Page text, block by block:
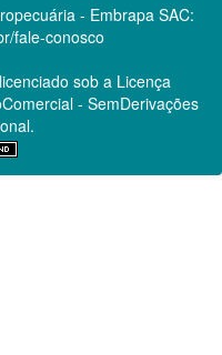
- Embrapa SAC:
fale-conosco
sob a Licença
- SemDerivações